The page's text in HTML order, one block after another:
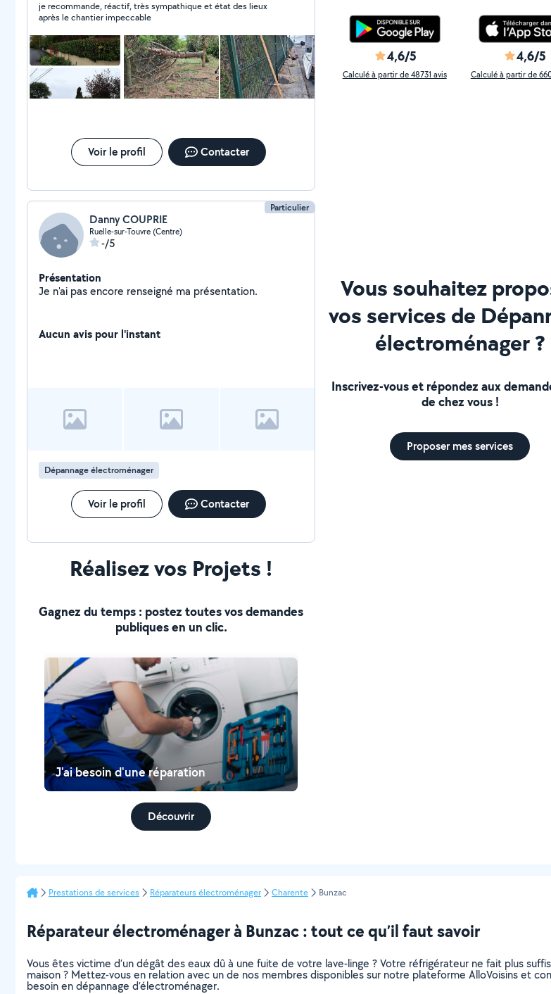
je recommande, réactif, très sympathique et état des lieux
après le chantier impeccable
Voir le profil Contacter
4,6/5
Calculé à partir de 48731 avis
4,6/5
Calculé à partir de
Particulier
Danny COUPRIE
Ruelle-sur-Touvre (Centre)
-/5
Présentation
Je n'ai pas encore renseigné ma présentation.
Aucun avis pour l'instant
Dépannage électroménager
Voir le profil Contacter
Vous souhaitez
vos services de
électroménager ?
Inscrivez-vous et répondez aux
de chez vous !
Proposer mes services
Réalisez vos Projets !
Gagnez du temps : postez toutes vos demandes
publiques en un clic.
J'ai besoin d'une réparation
Découvrir
Prestations de services Réparateurs électroménager Charente Bunzac
Réparateur électroménager à Bunzac : tout ce qu’il faut savoir
Vous êtes victime d’un dégât des eaux dû à une fuite de votre lave-linge ? Votre réfrigérateur ne fait plus
maison ? Mettez-vous en relation avec un de nos membres disponibles sur notre plateforme AlloVoisins et
besoin en dépannage d’électroménager.